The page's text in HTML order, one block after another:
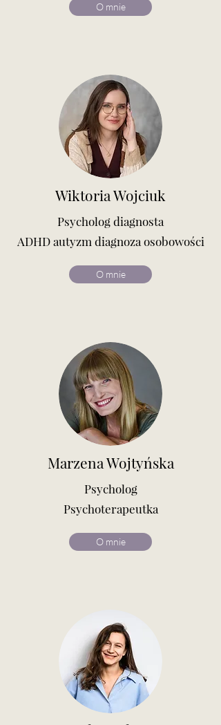
O mnie
Wiktoria Wojciuk
Psycholog diagnosta
ADHD autyzm diagnoza osobowości
O mnie
Marzena Wojtyńska
Psycholog
Psychoterapeutka
O mnie